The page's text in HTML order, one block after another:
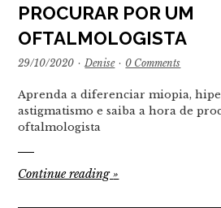
PROCURAR POR UM
OFTALMOLOGISTA
29/10/2020 · Denise · 0 Comments
Aprenda a diferenciar miopia,
astigmatismo e saiba a hora de
oftalmologista
Continue reading»